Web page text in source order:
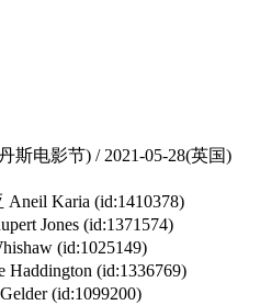
电影节) / 2021-05-28(英国)
Karia (id:1410378)
Jones (id:1371574)
(id:1025149)
(id:1336769)
(id:1099200)